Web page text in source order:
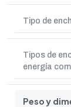
Tipo de
Tipos de
energía
Peso y